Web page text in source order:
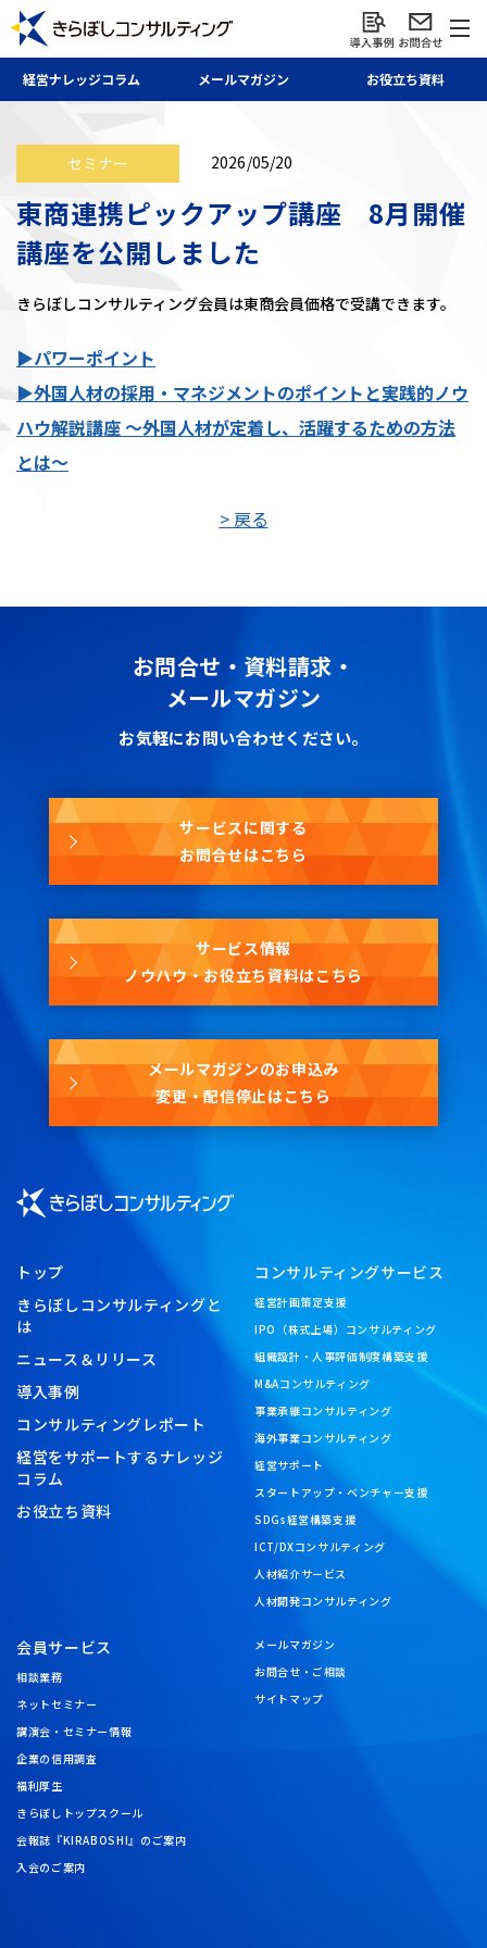
経営ナレッジコラム メールマガジン お役立ち資料
セミナー 2026/05/20
東商連携ピックアップ講座 8月開催
講座を公開しました
きらぼしコンサルティング会員は東商会員価格で受講できます。
▶パワーポイント
▶外国人材の採用・マネジメントのポイントと実践的ノウ
ハウ解説講座 ～外国人材が定着し、活躍するための方法
とは～
> 戻る
お問合せ・資料請求・
メールマガジン
お気軽にお問い合わせください。
サービスに関する
お問合せはこちら
サービス情報
ノウハウ・お役立ち資料はこちら
メールマガジンのお申込み
変更・配信停止はこちら
トップ
きらぼしコンサルティングと
は
ニュース＆リリース
導入事例
コンサルティングレポート
経営をサポートするナレッジ
コラム
お役立ち資料
コンサルティングサービス
経営計画策定支援
IPO（株式上場）コンサルティング
組織設計・人事評価制度構築支援
M&Aコンサルティング
事業承継コンサルティング
海外事業コンサルティング
経営サポート
スタートアップ・ベンチャー支援
SDGs経営構築支援
ICT/DXコンサルティング
人材紹介サービス
人材開発コンサルティング
会員サービス
相談業務
ネットセミナー
講演会・セミナー情報
企業の信用調査
福利厚生
きらぼしトップスクール
会報誌『KIRABOSHI』のご案内
入会のご案内
メールマガジン
お問合せ・ご相談
サイトマップ